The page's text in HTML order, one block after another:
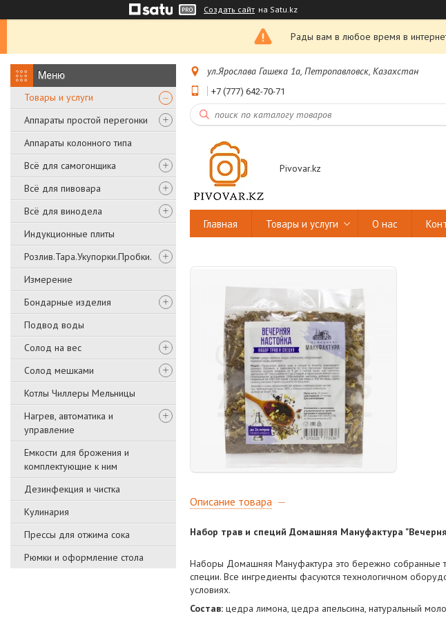
Создать сайт на Satu.kz
Рады вам в любое время в
Товары и услуги
Аппараты простой перегонки
Аппараты колонного типа
Всё для самогонщика
Всё для пивовара
Всё для винодела
Индукционные плиты
Розлив.Тара.Укупорки.Пробки.
Измерение
Бондарные изделия
Подвод воды
Солод на вес
Солод мешками
Котлы Чиллеры Мельницы
Нагрев, автоматика и
управление
Емкости для брожения и
комплектующие к ним
Дезинфекция и чистка
Кулинария
Прессы для отжима сока
Рюмки и оформление стола
ул.Ярослава Гашека 1а, Петропавловск, Казахстан
+7 (777) 642-70-71
Pivovar.kz
Главная Товары и услуги О нас
Описание товара
Набор трав и специй Домашняя Мануфактура
Наборы Домашняя Мануфактура это бережно собранные
специи. Все ингредиенты фасуются технологичном
условиях.
Состав: цедра лимона, цедра апельсина, натуральный